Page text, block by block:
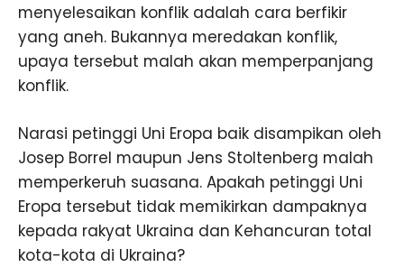
menyelesaikan konflik adalah cara berfikir
yang aneh. Bukannya meredakan konflik,
upaya tersebut malah akan memperpanjang
konflik.
Narasi petinggi Uni Eropa baik disampikan oleh
Josep Borrel maupun Jens Stoltenberg malah
memperkeruh suasana. Apakah petinggi Uni
Eropa tersebut tidak memikirkan dampaknya
kepada rakyat Ukraina dan Kehancuran total
kota-kota di Ukraina?